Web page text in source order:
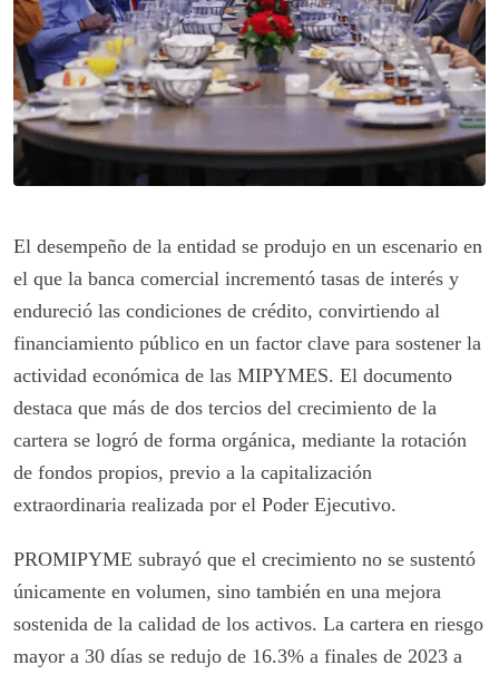
El desempeño de la entidad se produjo en un escenario en
el que la banca comercial incrementó tasas de interés y
endureció las condiciones de crédito, convirtiendo al
financiamiento público en un factor clave para sostener la
actividad económica de las MIPYMES. El documento
destaca que más de dos tercios del crecimiento de la
cartera se logró de forma orgánica, mediante la rotación
de fondos propios, previo a la capitalización
extraordinaria realizada por el Poder Ejecutivo.
PROMIPYME subrayó que el crecimiento no se sustentó
únicamente en volumen, sino también en una mejora
sostenida de la calidad de los activos. La cartera en riesgo
mayor a 30 días se redujo de 16.3% a finales de 2023 a